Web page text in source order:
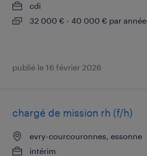
cdi
32 000 € - 40 000 € par année
publié le 16 février 2026
chargé de mission rh (f/h)
evry-courcouronnes, essonne
intérim